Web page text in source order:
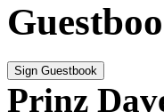
Sign Guestbook
Prinz